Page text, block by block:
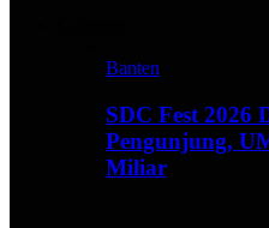
Banten
SDC Fest 2026
Pengunjung,
Miliar